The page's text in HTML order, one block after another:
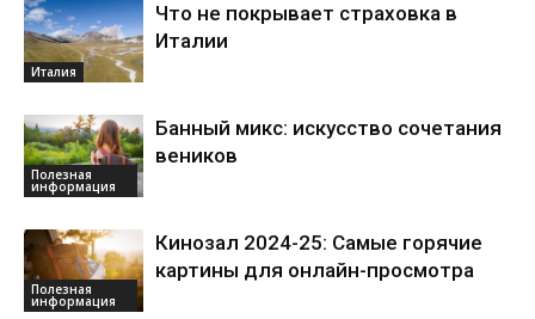
Италия
Что не покрывает страховка в
Италии
Полезная
информация
Банный микс: искусство сочетания
веников
Полезная
информация
Кинозал 2024-25: Самые горячие
картины для онлайн-просмотра